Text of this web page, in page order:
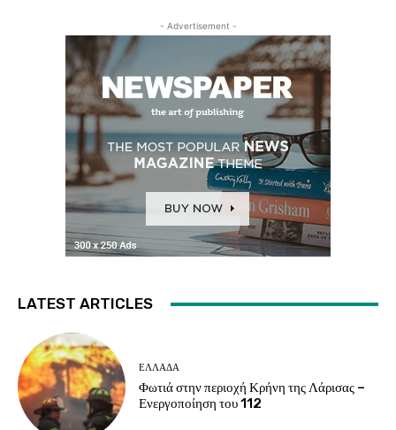
- Advertisement -
LATEST ARTICLES
ΕΛΛΑΔΑ
Φωτιά στην περιοχή Κρήνη της Λάρισας –
Ενεργοποίηση του 112